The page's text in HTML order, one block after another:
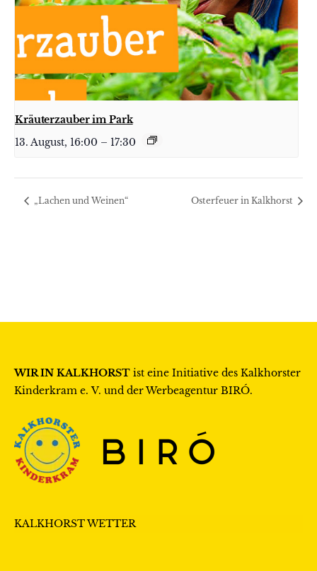
Kräuterzauber im Park
13. August, 16:00 – 17:30
„Lachen und Weinen“ Osterfeuer in Kalkhorst
WIR IN KALKHORST ist eine Initiative des Kalkhorster
Kinderkram e. V. und der Werbeagentur BIRÓ.
KALKHORST WETTER